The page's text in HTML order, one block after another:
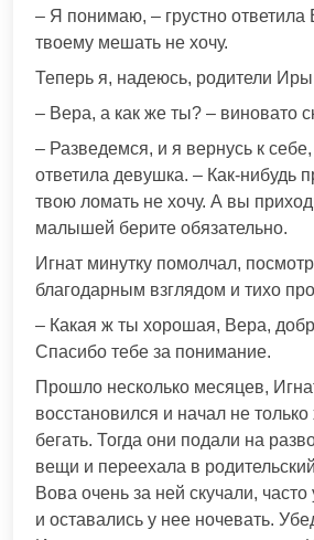
– Я понимаю, – грустно ответила
твоему мешать не хочу.
Теперь я, надеюсь, родители Иры
– Вера, а как же ты? – виновато
– Разведемся, и я вернусь к
ответила девушка. – Как-нибудь
твою ломать не хочу. А вы
малышей берите обязательно.
Игнат минутку помолчал,
благодарным взглядом и тихо
– Какая ж ты хорошая, Вера,
Спасибо тебе за понимание.
Прошло несколько месяцев,
восстановился и начал не только
бегать. Тогда они подали на
вещи и переехала в
Вова очень за ней скучали,
и оставались у нее ночевать.